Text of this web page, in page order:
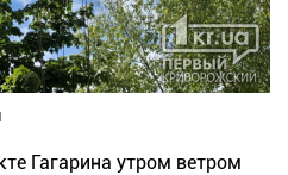
Гагарина утром ветром